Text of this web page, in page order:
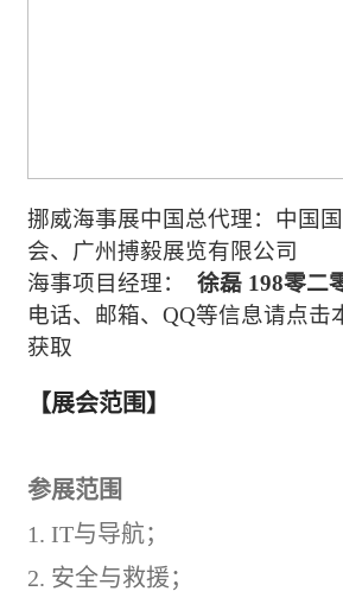
挪威海事展中国总代理：中国
会、广州搏毅展览有限公司
海事项目经理： 徐磊 198零二
电话、邮箱、 QQ等信息请点击
获取
【展会范围】
参展范围
1. IT与导航；
2. 安全与救援；